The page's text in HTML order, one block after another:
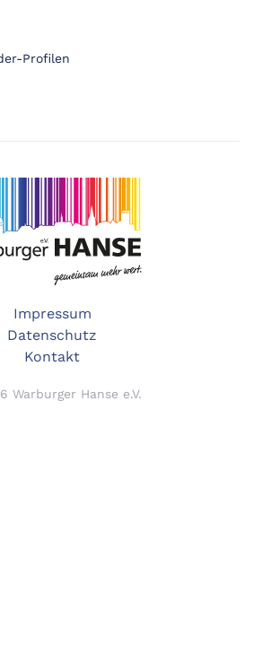
Profilen
Impressum
Datenschutz
Kontakt
Warburger Hanse e.V.